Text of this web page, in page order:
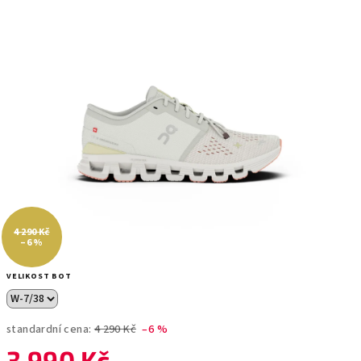
VELIKOST BOT
standardní cena: 4 290 Kč –6 %
hvězdiček.
4 290 Kč
–6 %